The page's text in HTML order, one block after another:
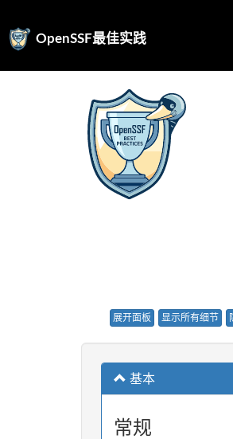
OpenSSF最佳实践
展开面板 显示所有细节
基本
常规